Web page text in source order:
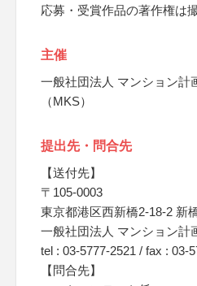
応募・受賞作品の著作権は
主催
一般社団法人 マンション計
（MKS）
提出先・問合先
【送付先】
〒105-0003
東京都港区西新橋2-18-2 新
一般社団法人 マンション計
tel : 03-5777-2521 / fax : 03-
【問合先】